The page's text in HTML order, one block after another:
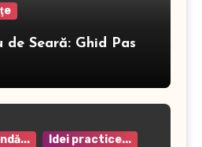
de Seară: Ghid Pas
Idei practice...